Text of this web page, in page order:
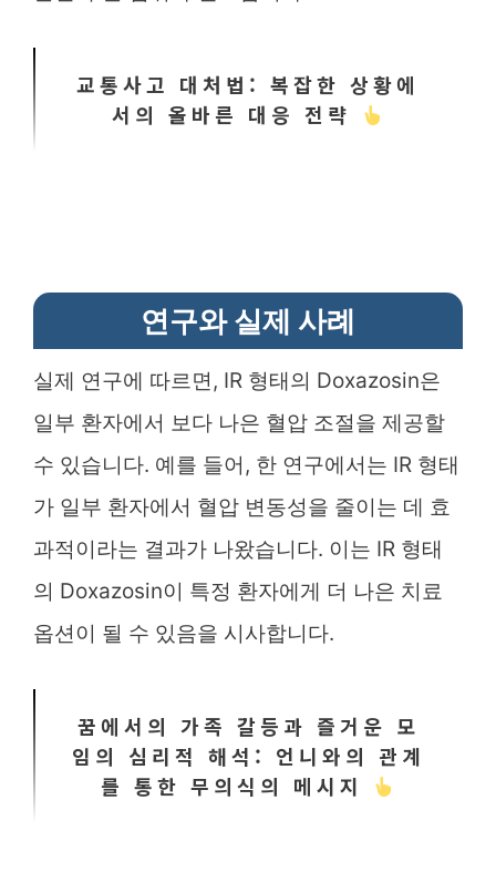
교통사고 대처법: 복잡한 상황에
서의 올바른 대응 전략
연구와 실제 사례
실제 연구에 따르면, IR 형태의 Doxazosin은
일부 환자에서 보다 나은 혈압 조절을 제공할
수 있습니다. 예를 들어, 한 연구에서는 IR 형태
가 일부 환자에서 혈압 변동성을 줄이는 데 효
과적이라는 결과가 나왔습니다. 이는 IR 형태
의 Doxazosin이 특정 환자에게 더 나은 치료
옵션이 될 수 있음을 시사합니다.
꿈에서의 가족 갈등과 즐거운 모
임의 심리적 해석: 언니와의 관계
를 통한 무의식의 메시지